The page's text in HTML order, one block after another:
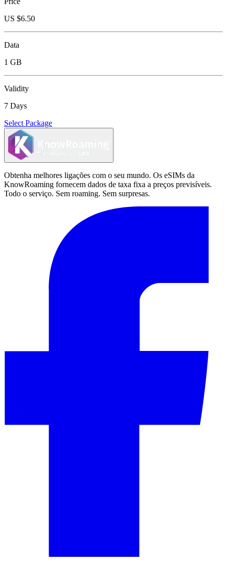
US $6.50
Data
1 GB
Validity
7 Days
Select Package
Obtenha melhores ligações com o seu mundo. Os eSIMs da
KnowRoaming fornecem dados de taxa fixa a preços previsíveis.
Todo o serviço. Sem roaming. Sem surpresas.